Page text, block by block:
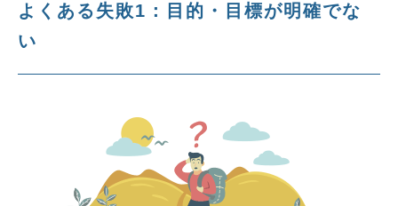
よくある失敗1：目的・目標が明確でな
い